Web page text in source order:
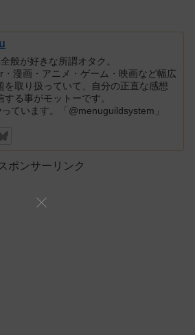
般が好きな所謂オタク。
・漫画・アニメ・ゲーム・映画など幅広
を取り扱っていて、自分の正直な感想
する事がモットーです。
ています。「@menuguildsystem」
スポンサーリンク